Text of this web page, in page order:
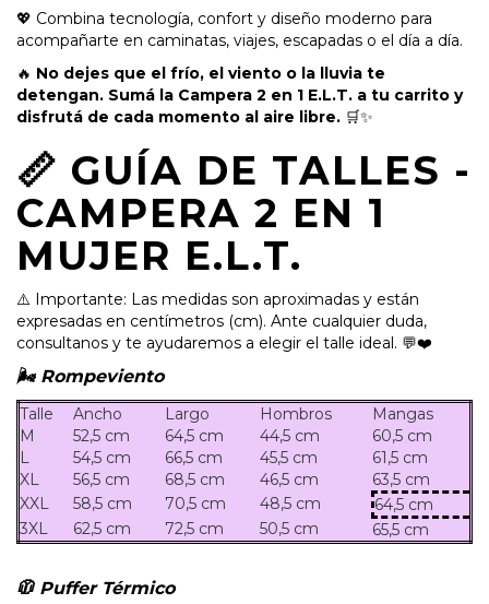
💖 Combina tecnología, confort y diseño moderno para
acompañarte en caminatas, viajes, escapadas o el día a día.
🔥 No dejes que el frío, el viento o la lluvia te
detengan. Sumá la Campera 2 en 1 E.L.T. a tu carrito y
disfrutá de cada momento al aire libre. 🛒✨
📏 GUÍA DE TALLES -
CAMPERA 2 EN 1
MUJER E.L.T.
⚠️ Importante: Las medidas son aproximadas y están
expresadas en centímetros (cm). Ante cualquier duda,
consultanos y te ayudaremos a elegir el talle ideal. 💬❤️
🌬️ Rompeviento
Talle Ancho Largo Hombros
Mangas
M
52,5 cm 64,5 cm 44,5 cm
60,5 cm
L
54,5 cm 66,5 cm 45,5 cm
61,5 cm
XL
56,5 cm 68,5 cm 46,5 cm
63,5 cm
XXL
58,5 cm 70,5 cm 48,5 cm
64,5 cm
3XL
62,5 cm 72,5 cm 50,5 cm 65,5 cm
🧥 Puffer Térmico